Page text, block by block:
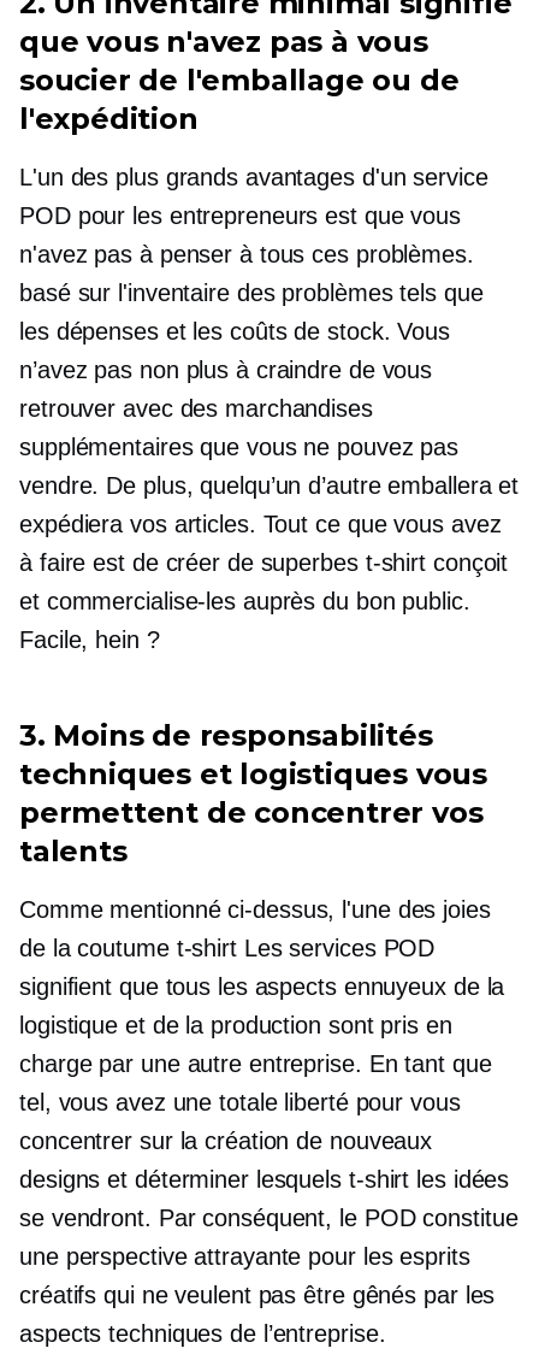
que vous n'avez pas à vous
soucier de l'emballage ou de
l'expédition
L'un des plus grands avantages d'un service
POD pour les entrepreneurs est que vous
n'avez pas à penser à tous ces problèmes.
basé sur l'inventairedes problèmes tels que
les dépenses et les coûts de stock. Vous
n’avez pas non plus à craindre de vous
retrouver avec des marchandises
supplémentaires que vous ne pouvez pas
vendre. De plus, quelqu’un d’autre emballera et
expédiera vos articles. Tout ce que vous avez
à faire est de créer de superbes t-shirt conçoit
et commercialise-les auprès du bon public.
Facile, hein ?
3. Moins de responsabilités
techniques et logistiques vous
permettent de concentrer vos
talents
Comme mentionné ci-dessus, l'une des joies
de la coutume t-shirtLes services POD
signifient que tous les aspects ennuyeux de la
logistique et de la production sont pris en
charge par une autre entreprise. En tant que
tel, vous avez une totale liberté pour vous
concentrer sur la création de nouveaux
designs et déterminer lesquels t-shirt les idées
se vendront. Par conséquent, le POD constitue
une perspective attrayante pour les esprits
créatifs qui ne veulent pas être gênés par les
aspects techniques de l’entreprise.